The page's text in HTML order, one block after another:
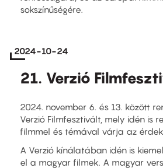
sokszínűségére.
2024-10-24
21. Verzió
2024. november 6. és 13. között
Verzió Filmfesztivált, mely idén is
filmmel és témával várja az
A Verzió kínálatában idén is
el a magyar filmek. A magyar